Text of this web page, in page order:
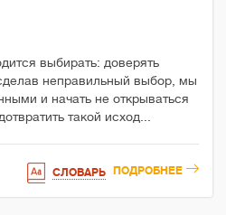
выбирать: доверять
неправильный выбор, мы
и начать не открываться
такой исход...
СЛОВАРЬ ПОДРОБНЕЕ